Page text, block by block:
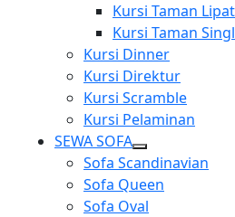
Kursi Taman
Kursi Taman
Kursi Dinner
Kursi Direktur
Kursi Scramble
Kursi Pelaminan
SEWA SOFA
Show
sub
menu
Sofa Scandinavian
Sofa Queen
Sofa Oval